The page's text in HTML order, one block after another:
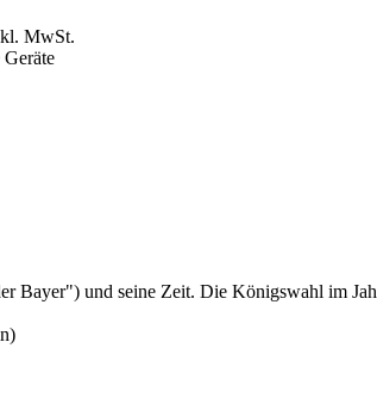
MwSt.
Bayer") und seine Zeit. Die Königswahl im